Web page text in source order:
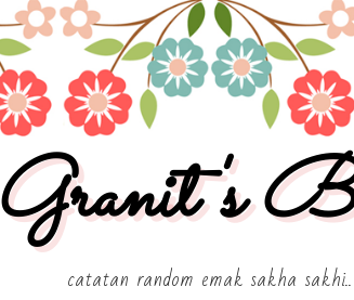
Granit's
catatan random emak sakha sakhi..